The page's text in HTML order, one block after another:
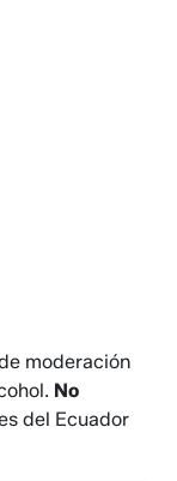
moderación
No
del Ecuador